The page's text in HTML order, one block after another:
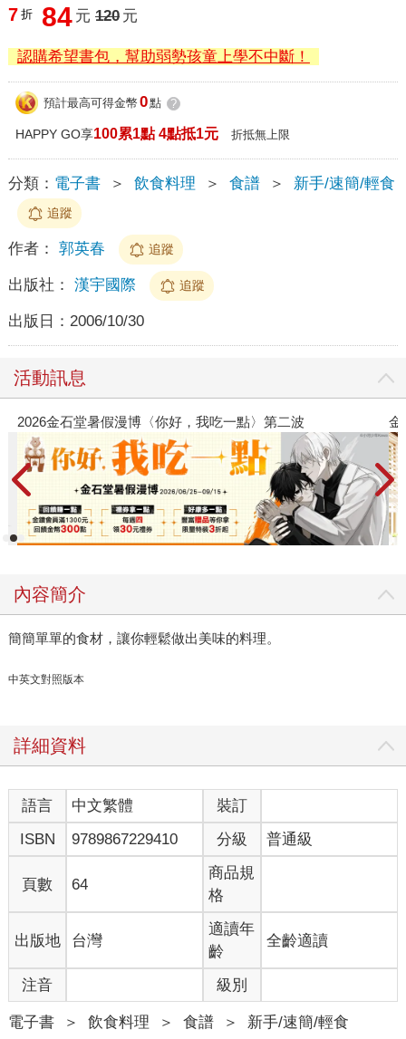
7 折 84 元 120 元
認購希望書包，幫助弱勢孩童上學不中斷！
預計最高可得金幣 0點 ?
HAPPY GO享100累1點 4點抵1元 折抵無上限
分類： 電子書 ＞ 飲食料理 ＞ 食譜 ＞ 新手/速簡/輕食
追蹤
作者： 郭英春 追蹤
出版社： 漢宇國際 追蹤
出版日： 2006/10/30
活動訊息
金石堂2026海外優惠：電子書
內容簡介
簡簡單單的食材，讓你輕鬆做出美味的料理。
中英文對照版本
詳細資料
語言 中文繁體
裝訂
ISBN
9789867229410 分級 普通級
頁數 64
商品規
格
出版地 台灣
適讀年
齡
全齡適讀
注音 級別
電子書 ＞ 飲食料理 ＞ 食譜 ＞ 新手/速簡/輕食